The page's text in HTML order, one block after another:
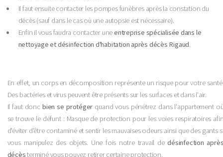
Il faut ensuite contacter les pompes funèbres après la constation du
décès (sauf dans le cas où une autopsie est nécessaire).
Enfin il vous faudra contacter uneentreprise spécialisée dans le
nettoyage et désinfection d'habitation après décès Rigaud.
En effet, un corps en décomposition représente un risque pour votre
Des bactéries et virus peuvent être présents sur les surfaces et dans l'air.
Il faut donc bien se protéger quand vous pénétrez dans l'appartement
se trouve le défunt : Masque de protection pour les voies respiratoires
d'éviter d'être contaminé et sentir les mauvaises odeurs ainsi que des gants
vous manipulez des objets. Une fois notre travail dedésinfection
décèsterminé vous pouvez retirer certaine protection.